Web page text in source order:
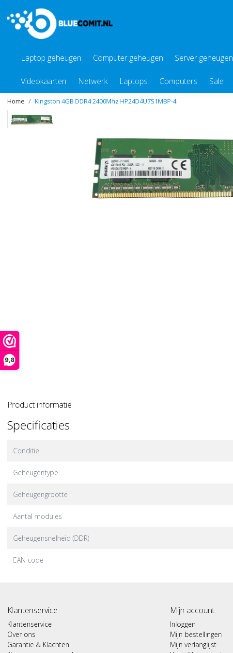
9,8
Laptop geheugen Computer geheugen Server geheugen
Videokaarten Netwerk Laptops Computers Sale
Home Kingston 4GB DDR4 2400Mhz HP24D4U7S1MBP-4
Product informatie
Specificaties
Conditie
Geheugentype
Geheugengrootte
Aantal modules
Geheugensnelheid (DDR)
EAN code
Klantenservice
Klantenservice
Over ons
Garantie & Klachten
Mijn account
Inloggen
Mijn bestellingen
Mijn verlanglijst